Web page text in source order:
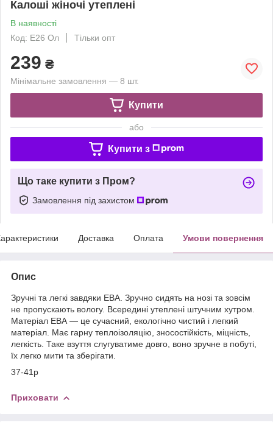
Калоші жіночі утеплені
В наявності
Код: Е26 Ол
Тільки опт
239 ₴
Мінімальне замовлення — 8 шт.
Купити
або
Купити з
Що таке купити з Пром?
Замовлення під захистом
Доставка Оплата Умови повернення
Опис
Зручні та легкі завдяки ЕВА. Зручно сидять на нозі та зовсім
не пропускають вологу. Всередині утеплені штучним хутром.
Матеріал ЕВА — це сучасний, екологічно чистий і легкий
матеріал. Має гарну теплоізоляцію, зносостійкість, міцність,
легкість. Таке взуття слугуватиме довго, воно зручне в побуті,
їх легко мити та зберігати.
37-41р
Приховати